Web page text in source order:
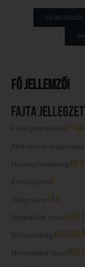
FŐ JELLEMZŐI
Fő jellemzői
Fajta
Fehérjetartalom 42-44
Alsó hüvely
Növénymagasság90-
Éréscsoport0
Virág színelila
Magköldök színe
Szőrözöttség
Növekedési típus